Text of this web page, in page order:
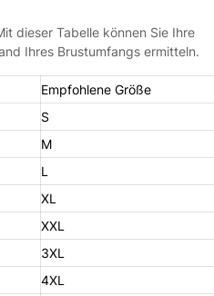
dieser Tabelle können Sie Ihre
Ihres Brustumfangs ermitteln.
Empfohlene Größe
S
M
L
XL
XXL
3XL
4XL